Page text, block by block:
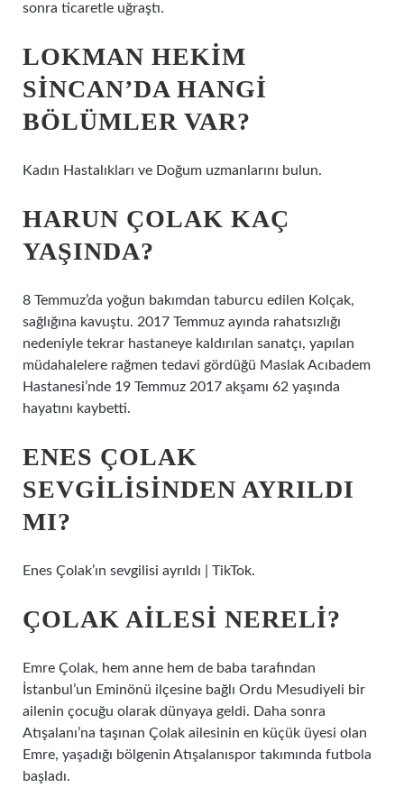
sonra ticaretle uğraştı.
LOKMAN HEKIM
SINCAN’DA HANGI
BÖLÜMLER VAR?
Kadın Hastalıkları ve Doğum uzmanlarını bulun.
HARUN ÇOLAK KAÇ
YAŞINDA?
8 Temmuz’da yoğun bakımdan taburcu edilen Kolçak,
sağlığına kavuştu. 2017 Temmuz ayında rahatsızlığı
nedeniyle tekrar hastaneye kaldırılan sanatçı, yapılan
müdahalelere rağmen tedavi gördüğü Maslak Acıbadem
Hastanesi’nde 19 Temmuz 2017 akşamı 62 yaşında
hayatını kaybetti.
ENES ÇOLAK
SEVGILISINDEN AYRILDI
MI?
Enes Çolak’ın sevgilisi ayrıldı | TikTok.
ÇOLAK AILESI NERELI?
Emre Çolak, hem anne hem de baba tarafından
İstanbul’un Eminönü ilçesine bağlı Ordu Mesudiyeli bir
ailenin çocuğu olarak dünyaya geldi. Daha sonra
Atışalanı’na taşınan Çolak ailesinin en küçük üyesi olan
Emre, yaşadığı bölgenin Atışalanıspor takımında futbola
başladı.